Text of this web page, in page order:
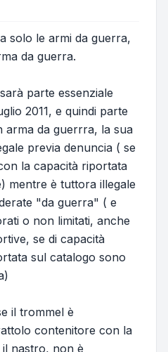
solo le armi da guerra,
da guerra.
parte essenziale
2011, e quindi parte
arma da guerrra, la sua
previa denuncia ( se
la capacità riportata
mentre è tuttora illegale
"da guerra" ( e
o non limitati, anche
se di capacità
sul catalogo sono
il trommel è
contenitore con la
nastro, non è